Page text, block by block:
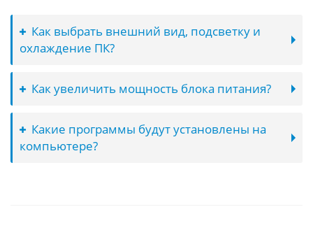
Как выбрать внешний вид, подсветку и
охлаждение ПК?
Как увеличить мощность блока питания?
Какие программы будут установлены на
компьютере?